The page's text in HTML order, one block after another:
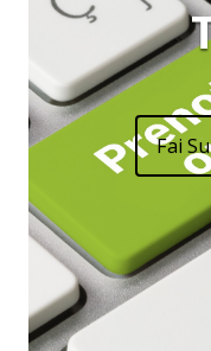
Fai